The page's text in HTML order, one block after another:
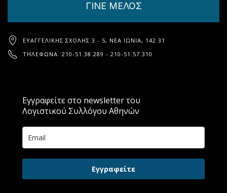
ΓΙΝΕ ΜΕΛΟΣ
ΕΥΑΓΓΕΛΙΚΉΣ ΣΧΟΛΉΣ 3 - 5, ΝΈΑ ΙΩΝΊΑ, 142 31
ΤΗΛΈΦΩΝΑ: 210-51.38.289 - 210-51.57.310
Εγγραφείτε στο newsletter του
Λογιστικού Συλλόγου Αθηνών
Εγγραφείτε